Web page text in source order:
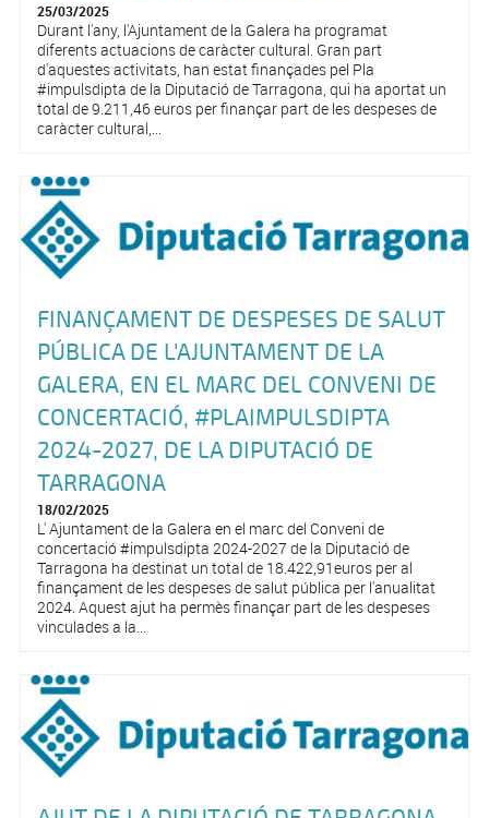
25/03/2025
Durant l'any, l'Ajuntament de la Galera ha programat
diferents actuacions de caràcter cultural. Gran part
d'aquestes activitats, han estat finançades pel Pla
#impulsdipta de la Diputació de Tarragona, qui ha aportat un
total de 9.211,46 euros per finançar part de les despeses de
caràcter cultural,...
FINANÇAMENT DE DESPESES DE SALUT
PÚBLICA DE L'AJUNTAMENT DE LA
GALERA, EN EL MARC DEL CONVENI DE
CONCERTACIÓ, #PLAIMPULSDIPTA
2024-2027, DE LA DIPUTACIÓ DE
TARRAGONA
18/02/2025
L' Ajuntament de la Galera en el marc del Conveni de
concertació #impulsdipta 2024-2027 de la Diputació de
Tarragona ha destinat un total de 18.422,91euros per al
finançament de les despeses de salut pública per l'anualitat
2024. Aquest ajut ha permès finançar part de les despeses
vinculades a la...